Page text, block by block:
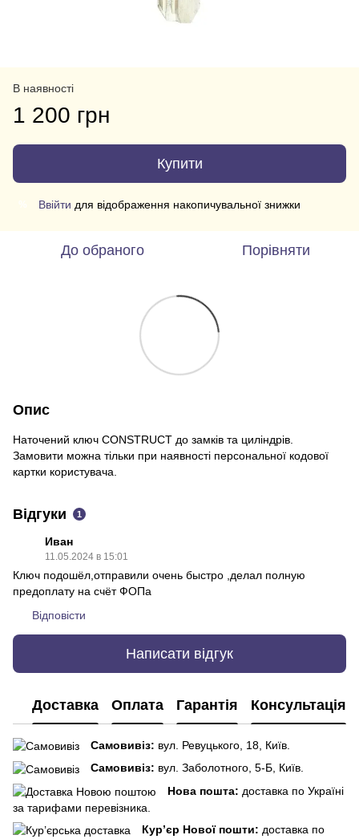
В наявності
1 200 грн
Купити
Ввійти для відображення накопичувальної знижки
До обраного Порівняти
Опис
Наточений ключ CONSTRUCT до замків та циліндрів.
Замовити можна тільки при наявності персональної кодової
картки користувача.
Відгуки 1
Иван
11.05.2024 в 15:01
Ключ подошёл,отправили очень быстро ,делал полную
предоплату на счёт ФОПа
Відповісти
Написати відгук
Доставка Оплата Гарантія Консультація
Самовивіз: вул. Ревуцького, 18, Київ.
Самовивіз: вул. Заболотного, 5-Б, Київ.
Нова пошта: доставка по Україні
за тарифами перевізника.
Кур’єр Нової пошти: доставка по